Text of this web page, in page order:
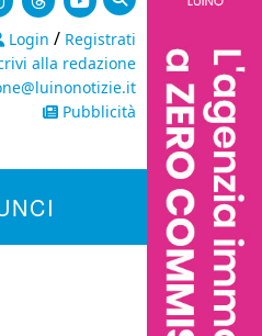
Login / Registrati
alla redazione
Pubblicità